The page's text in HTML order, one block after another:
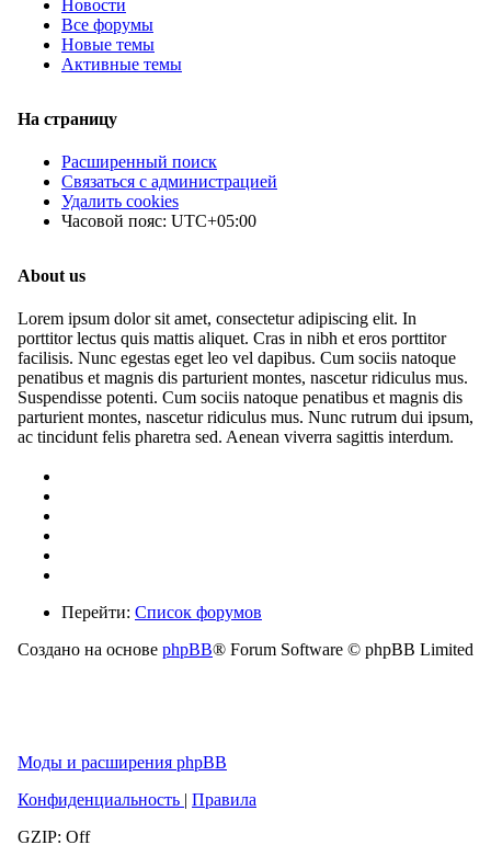
Новости
Все форумы
Новые темы
Активные темы
На страницу
Расширенный поиск
Связаться с администрацией
Удалить cookies
Часовой пояс: UTC+05:00
About us
Lorem ipsum dolor sit amet, consectetur adipiscing elit. In
porttitor lectus quis mattis aliquet. Cras in nibh et eros porttitor
facilisis. Nunc egestas eget leo vel dapibus. Cum sociis natoque
penatibus et magnis dis parturient montes, nascetur ridiculus mus.
Suspendisse potenti. Cum sociis natoque penatibus et magnis dis
parturient montes, nascetur ridiculus mus. Nunc rutrum dui ipsum,
ac tincidunt felis pharetra sed. Aenean viverra sagittis interdum.
Перейти: Список форумов
Создано на основе phpBB® Forum Software © phpBB Limited
Моды и расширения phpBB
Конфиденциальность | Правила
GZIP: Off